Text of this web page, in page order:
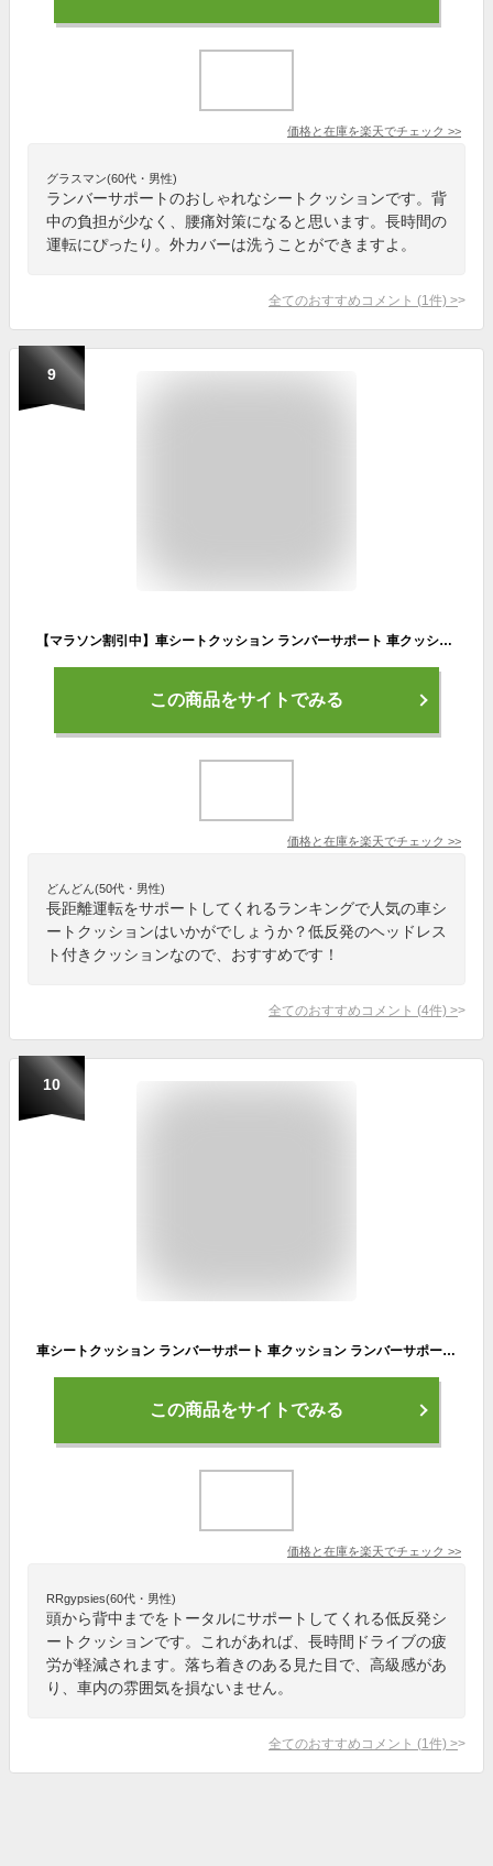
価格と在庫を楽天でチェック >>
グラスマン(60代・男性)
ランバーサポートのおしゃれなシートクッションです。背
中の負担が少なく、腰痛対策になると思います。長時間の
運転にぴったり。外カバーは洗うことができますよ。
全てのおすすめコメント (1 件) >
9
【マラソン割引中】車シートクッション ランバーサポート 車クッション 後部座席 車用クッション 車 ネックパッド ランバーサポートクッション 運転席 首クッション 座席シート 低反発 腰用クッション カークッション 長距離 運転 腰痛 クッション 頭 首 腰 肩 背中 セット
この商品をサイトでみる
価格と在庫を楽天でチェック >>
どんどん(50代・男性)
長距離運転をサポートしてくれるランキングで人気の車シ
ートクッションはいかがでしょうか？低反発のヘッドレス
ト付きクッションなので、おすすめです！
全てのおすすめコメント (4件) >
10
車シートクッション ランバーサポート 車クッション ランバーサポートクッション ネックパッド 車用クッション シートクッション 運転 腰クッション 首まくら 首枕 低反発 ドライブ 座席 長距離運転 頭 首 肩 背もたれ 背中 ヘッドレスト 単品販売
この商品をサイトでみる
価格と在庫を楽天でチェック >>
RRgypsies(60代・男性)
頭から背中までをトータルにサポートしてくれる低反発シ
ートクッションです。これがあれば、長時間ドライブの疲
労が軽減されます。落ち着きのある見た目で、高級感があ
り、車内の雰囲気を損ないません。
全てのおすすめコメント (1 件) >